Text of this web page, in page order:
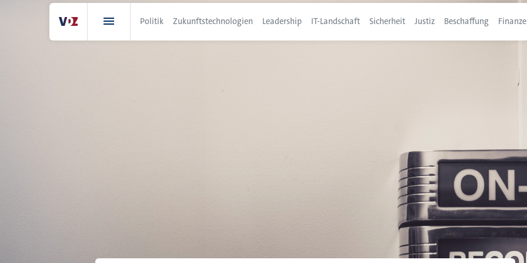
Politik Zukunftstechnologien Leadership IT-Landschaft Sicherheit Justiz Beschaffung